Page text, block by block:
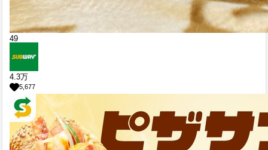
49
4.3万
5,677